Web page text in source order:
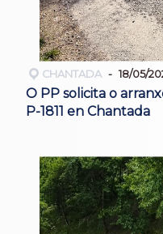
CHANTADA 18/05/
O PP solicita o
P-1811 en Chantada